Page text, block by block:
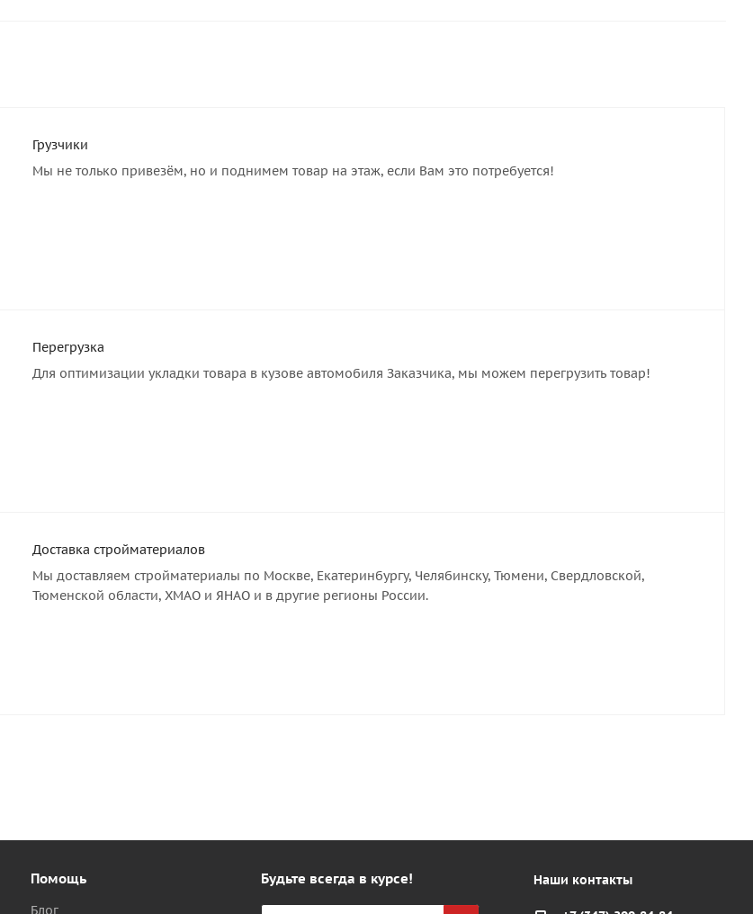
Грузчики
Мы не только привезём, но и поднимем товар на этаж, если Вам это потребуется!
Перегрузка
Для оптимизации укладки товара в кузове автомобиля Заказчика, мы можем перегрузить товар!
Доставка стройматериалов
Мы доставляем стройматериалы по Москве, Екатеринбургу, Челябинску, Тюмени, Свердловской,
Тюменской области, ХМАО и ЯНАО и в другие регионы России.
Помощь
Блог
Будьте всегда в курсе! Наши контакты